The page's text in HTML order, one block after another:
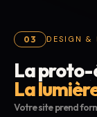
03 DESIGN &
La
La
Votre site prend